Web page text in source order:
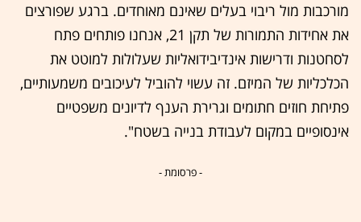
מורכבות מול ריבוי בעלים שאינם מאוחדים. ברגע שפורצים
את אחידות התמורות של תקן 21, אנחנו פותחים פתח
לסחטנות ודרישות אינדיבידואליות שעלולות למוטט את
הכלכליות של המיזם. זה עשוי להוביל לעיכובים משמעותיים,
פתיחת חוזים חתומים וגרירת הענף לדיונים משפטיים
אינסופיים במקום לעבודת בנייה בשטח".
- פרסומת -